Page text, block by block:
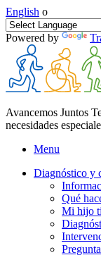
English o
Powered by
Avancemos Juntos
necesidades
Menu
Diagnóstico y
Qué
Mi hijo